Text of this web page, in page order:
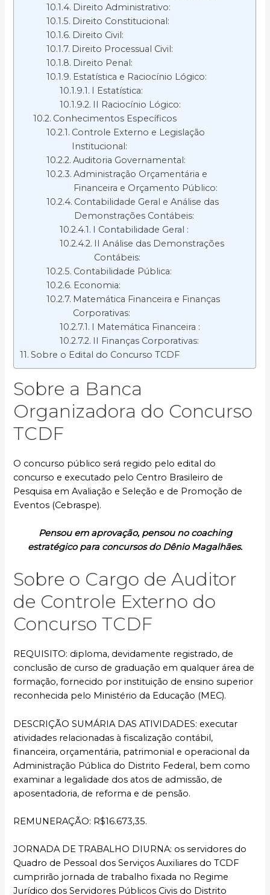
Direito Administrativo:
Direito Constitucional:
Direito Civil:
Direito Processual Civil:
Direito Penal:
Estatística e Raciocínio Lógico:
I Estatística:
II Raciocínio Lógico:
Conhecimentos Específicos
Controle Externo e Legislação
Institucional:
Auditoria Governamental:
Administração Orçamentária e
Financeira e Orçamento Público:
Contabilidade Geral e Análise das
Demonstrações Contábeis:
I Contabilidade Geral :
II Análise das Demonstrações
Contábeis:
Contabilidade Pública:
Economia:
Matemática Financeira e Finanças
Corporativas:
I Matemática Financeira :
II Finanças Corporativas:
Sobre o Edital do Concurso TCDF
Sobre a Banca
Organizadora do Concurso
TCDF
O concurso público será regido pelo edital do
concurso e executado pelo Centro Brasileiro de
Pesquisa em Avaliação e Seleção e de Promoção de
Eventos (Cebraspe).
Pensou em aprovação, pensou no coaching
estratégico para concursos do Dênio Magalhães.
Sobre o Cargo de Auditor
de Controle Externo do
Concurso TCDF
REQUISITO: diploma, devidamente registrado, de
conclusão de curso de graduação em qualquer área de
formação, fornecido por instituição de ensino superior
reconhecida pelo Ministério da Educação (MEC).
DESCRIÇÃO SUMÁRIA DAS ATIVIDADES: executar
atividades relacionadas à fiscalização contábil,
financeira, orçamentária, patrimonial e operacional da
Administração Pública do Distrito Federal, bem como
examinar a legalidade dos atos de admissão, de
aposentadoria, de reforma e de pensão.
REMUNERAÇÃO: R$16.673,35.
JORNADA DE TRABALHO DIURNA: os servidores do
Quadro de Pessoal dos Serviços Auxiliares do TCDF
cumprirão jornada de trabalho fixada no Regime
Jurídico dos Servidores Públicos Civis do Distrito